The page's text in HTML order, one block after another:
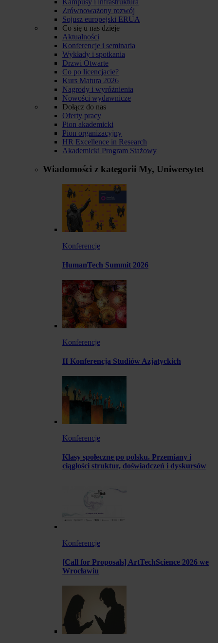
Zrównoważony rozwój
Sojusz europejski ERUA
Co się u nas dzieje
Aktualności
Konferencje i seminaria
Wykłady i spotkania
Drzwi Otwarte
Co po licencjacie?
Kurs Matura 2026
Nagrody i wyróżnienia
Nowości wydawnicze
Dołącz do nas
Oferty pracy
Pion akademicki
Pion organizacyjny
HR Excellence in Research
Akademicki Program Stażowy
Wiadomości z kategorii My, Uniwersytet
Konferencje
HumanTech Summit 2026
Konferencje
II Konferencja Studiów Azjatyckich
Konferencje
Klasy społeczne po polsku. Przemiany i
ciągłości struktur, doświadczeń i dyskursów
Konferencje
[Call for Proposals] ArtTechScience 2026 we
Wrocławiu